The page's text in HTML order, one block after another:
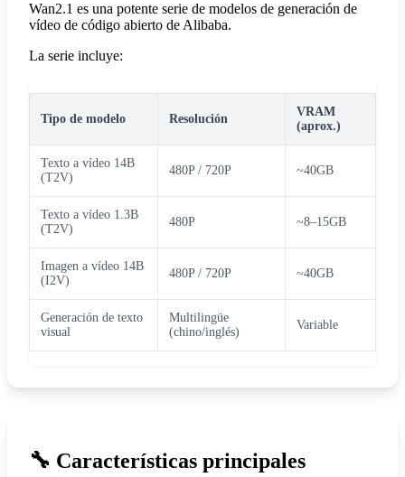
Wan2.1 es una potente serie de modelos de generación de
vídeo de código abierto de Alibaba.
La serie incluye:
Tipo de modelo Resolución
VRAM
(aprox.)
Texto a vídeo 14B
(T2V)
480P / 720P ~40GB
Texto a vídeo 1.3B
(T2V)
480P ~8–15GB
Imagen a vídeo 14B
(I2V)
480P / 720P ~40GB
Generación de texto
visual
Multilingüe
(chino/inglés)
Variable
🔧 Características principales